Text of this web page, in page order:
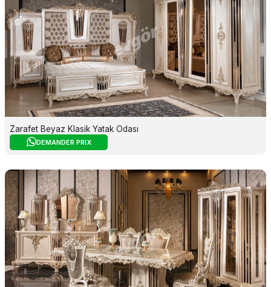
Zarafet Beyaz Klasik Yatak Odası
DEMANDER PRIX